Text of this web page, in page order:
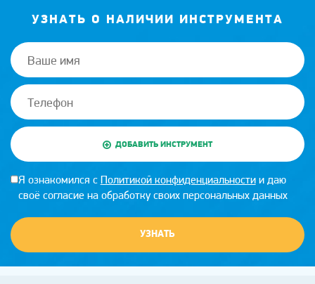
УЗНАТЬ О НАЛИЧИИ ИНСТРУМЕНТА
ДОБАВИТЬ ИНСТРУМЕНТ
Я ознакомился с Политикой конфиденциальностии даю
своё согласие на обработку своих персональных данных
УЗНАТЬ